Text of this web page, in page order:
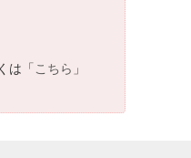
は「こちら 」